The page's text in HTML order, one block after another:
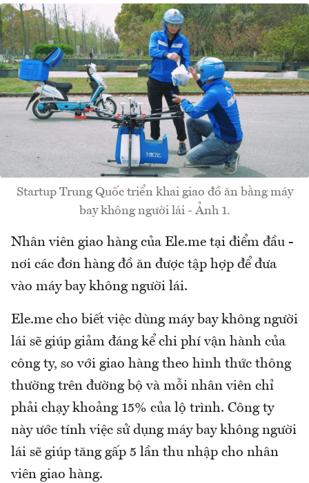
Startup Trung Quốc triển khai giao đồ ăn bằng máy
bay không người lái - Ảnh 1.
Nhân viên giao hàng của Ele.me tại điểm đầu -
nơi các đơn hàng đồ ăn được tập hợp để đưa
vào máy bay không người lái.
Ele.me cho biết việc dùng máy bay không người
lái sẽ giúp giảm đáng kể chi phí vận hành của
công ty, so với giao hàng theo hình thức thông
thường trên đường bộ và mỗi nhân viên chỉ
phải chạy khoảng 15% của lộ trình. Công ty
này ước tính việc sử dụng máy bay không người
lái sẽ giúp tăng gấp 5 lần thu nhập cho nhân
viên giao hàng.